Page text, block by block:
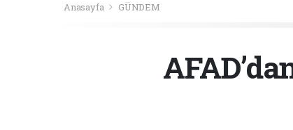
Anasayfa GÜNDEM